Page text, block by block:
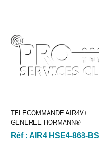
TELECOMMANDE AIR4V+
GENEREE HORMANN®
Réf :AIR4 HSE4-868-BS